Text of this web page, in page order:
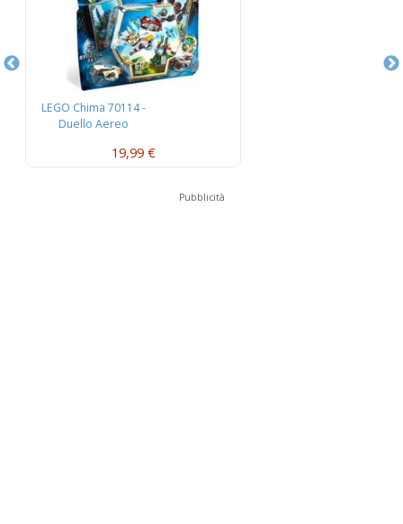
LEGO Chima 70114 -
Duello Aereo
19,99 €
Pubblicità